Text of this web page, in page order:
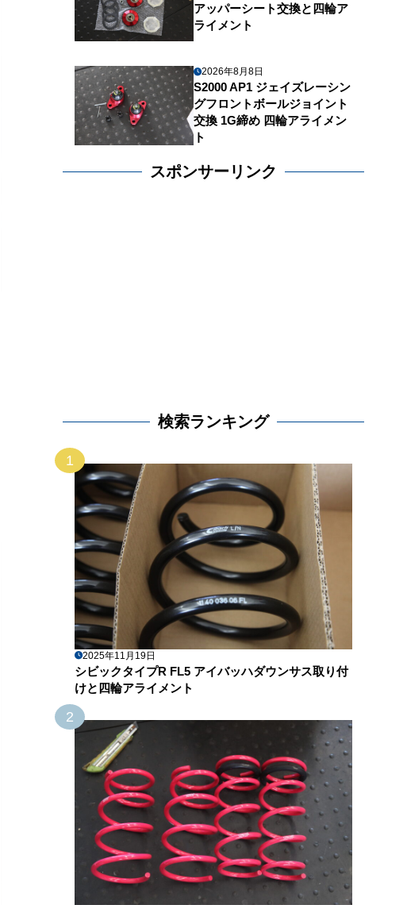
アッパーシート交換と四輪ア
ライメント
2026年8月8日
S2000 AP1 ジェイズレーシン
グフロントボールジョイント
交換 1G締め 四輪アライメン
ト
スポンサーリンク
検索ランキング
1
2025年11月19日
シビックタイプR FL5 アイバッハダウンサス取り付
けと四輪アライメント
2